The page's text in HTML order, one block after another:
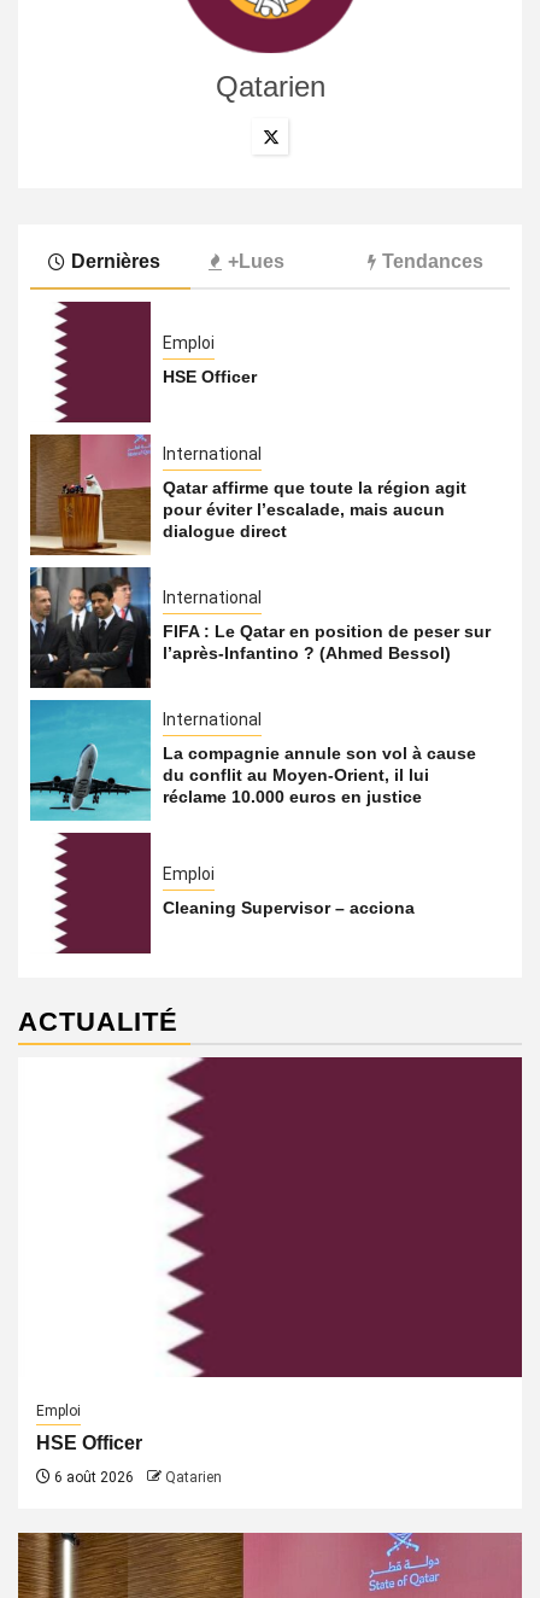
Qatarien
Dernières +Lues Tendances
Emploi
HSE Officer
International
Qatar affirme que toute la région agit
pour éviter l’escalade, mais aucun
dialogue direct
International
FIFA : Le Qatar en position de peser sur
l’après-Infantino ? (Ahmed Bessol)
International
La compagnie annule son vol à cause
du conflit au Moyen-Orient, il lui
réclame 10.000 euros en justice
Emploi
Cleaning Supervisor – acciona
ACTUALITÉ
Emploi
HSE Officer
6 août 2026 Qatarien